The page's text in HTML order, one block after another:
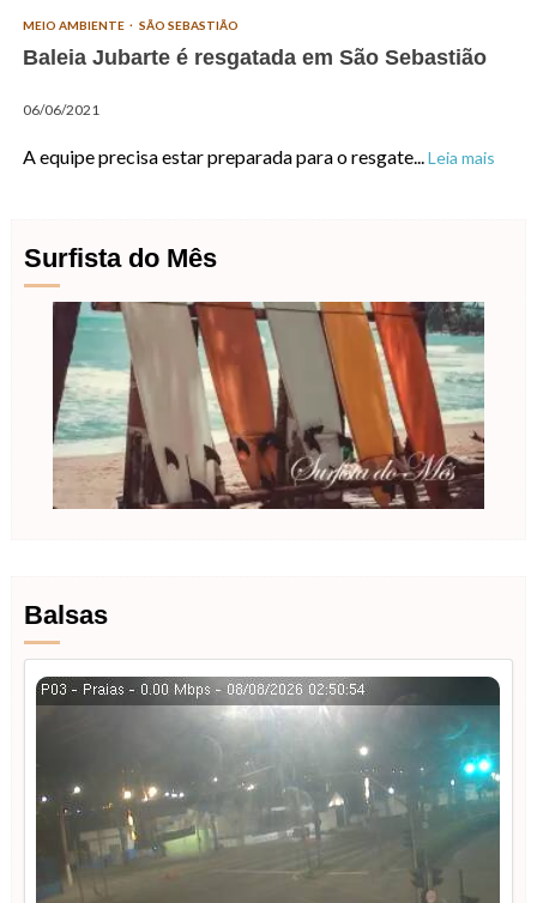
MEIO AMBIENTE SÃO SEBASTIÃO
Baleia Jubarte é resgatada em São Sebastião
06/06/2021
A equipe precisa estar preparada para o resgate...Leia mais
Surfista do Mês
Balsas